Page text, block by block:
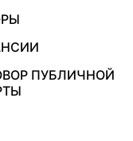
ПУБЛИЧНОЙ